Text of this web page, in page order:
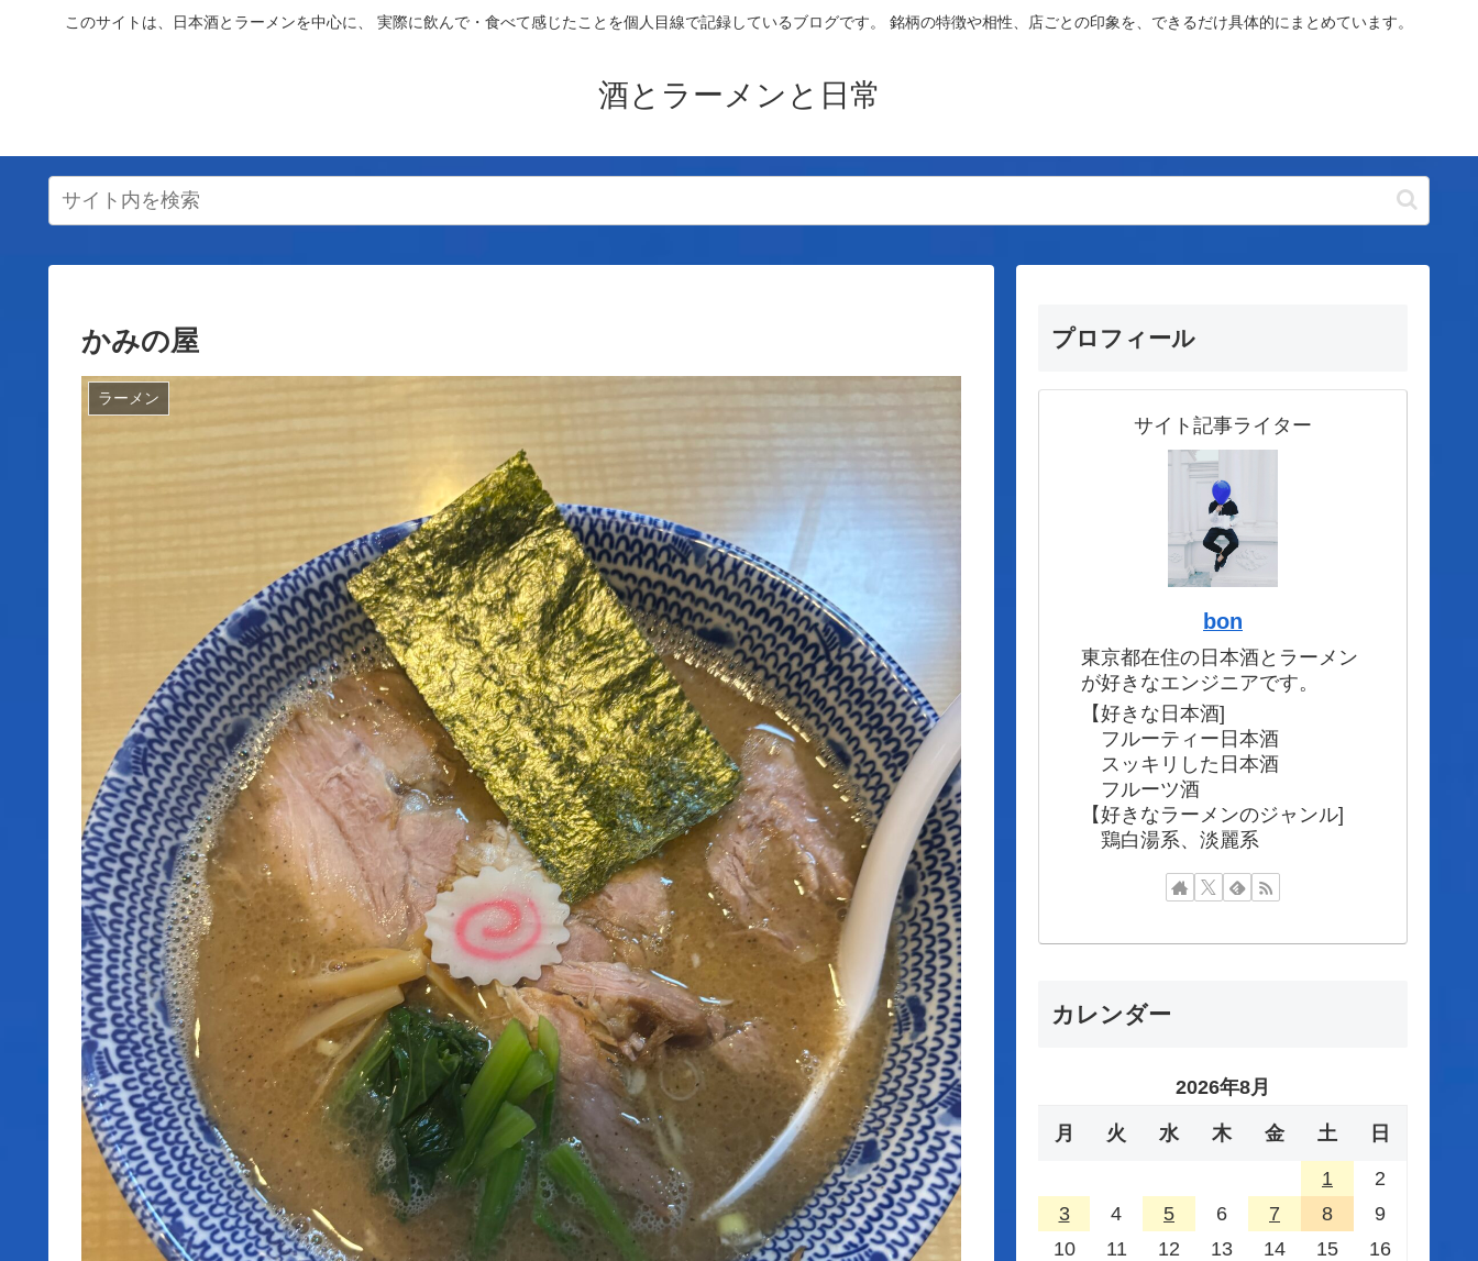
このサイトは、日本酒とラーメンを中心に、 実際に飲んで・食べて感じたことを個人目線で記録しているブログです。 銘柄の特徴や相性、店ごとの印象を、できるだけ具体的にまとめています。
酒とラーメンと日常
かみの屋
ラーメン
プロフィール
サイト記事ライター
bon
東京都在住の日本酒とラーメン
が好きなエンジニアです。
【好きな日本酒]
フルーティー日本酒
スッキリした日本酒
フルーツ酒
【好きなラーメンのジャンル]
鶏白湯系、淡麗系
カレンダー
2026年8月
月 火 水 木 金 土 日
1
2
3
4 5 6 7 8
9
10
11 12 13 14 15
16